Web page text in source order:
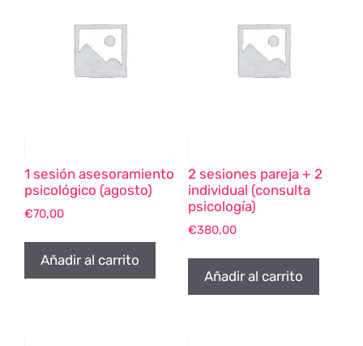
1 sesión asesoramiento
psicológico (agosto)
€70,00
Añadir al carrito
2 sesiones pareja + 2
individual (consulta
psicología)
€380,00
Añadir al carrito